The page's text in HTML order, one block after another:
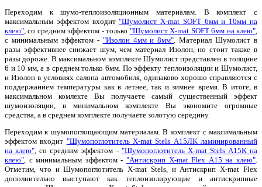
Переходим к шумо-теплоизоляционным материалам. В комплект с
максимальным эффектом входит"Шумолист X-mat SOFT 6мм и 10мм на
клею" , со средним эффектом - только "Шумолист X-mat SOFT 6мм на клею"
с минимальным эффектом - "Изолон 4мм и 8мм" . Материал Шумолист в
разы эффективнее снижает шум, чем материал Изолон, но стоит также в
разы дороже. В максимальном комплекте Шумолист представлен в толщине
6 и 10 мм, а в среднем только 6мм. По эффекту теплоизоляции и Шумолист,
и Изолон в условиях салона автомобиля, одинаково хорошо справляются с
поддержанием температуры как в летнее, так и зимнее время. В итоге, в
максимальном комлекте Вы получаете самый существенный эффект
шумоизоляции, в минимальном комплекте Вы экономите огромные
средства, а в среднем комплекте получаете золотую середину.
Переходим к шумопоглощающим материалам. В комплект с максимальным
эффектом входит "Шумопоглотитель X-mat Stels А15ЛK ламинированный
на клею" , со средним эффектом - "Шумопоглотитель X-mat Stels А15K на
клею" , с минимальным эффектом - "Антискрип X-mat Flex А15 на клею"
Отметим, что и Шумопоглотитель X-mat Stels, и Антискрип X-mat Flex
дополнительно выступают как теплоизолирующие и антискрипные